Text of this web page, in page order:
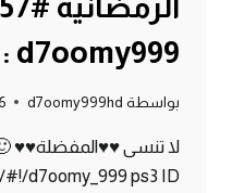
d7oomy999
بواسطة d7oomy999hd
16
لا تنسى ♥♥المفضلة♥♥
d7oomy_999 ps3 ID